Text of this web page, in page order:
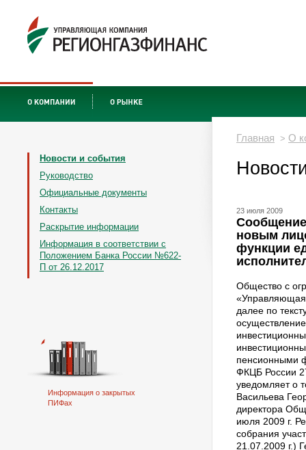
Новости и события
Руководство
Официальные документы
Контакты
Раскрытие информации
Информация в соответствии с
Положением Банка России №622-
П от 26.12.2017
Информация о закрытых
ПИФах
Главная > О
23 июля 2009
новым
функции
Общество с
далее по
пенсионными
ФКЦБ России
уведомляет о
Васильева
директора
июля 2009 г.
собрания
21.07.2009 г.)